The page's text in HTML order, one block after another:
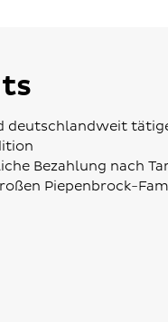
deutschlandweit
Bezahlung nach
Piepenbrock-